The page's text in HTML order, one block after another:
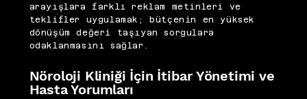
arayışlara farklı reklam metinleri ve
teklifler uygulamak; bütçenin en yüksek
dönüşüm değeri taşıyan sorgulara
odaklanmasını sağlar.
Nöroloji Kliniği İçin İtibar Yönetimi ve
Hasta Yorumları